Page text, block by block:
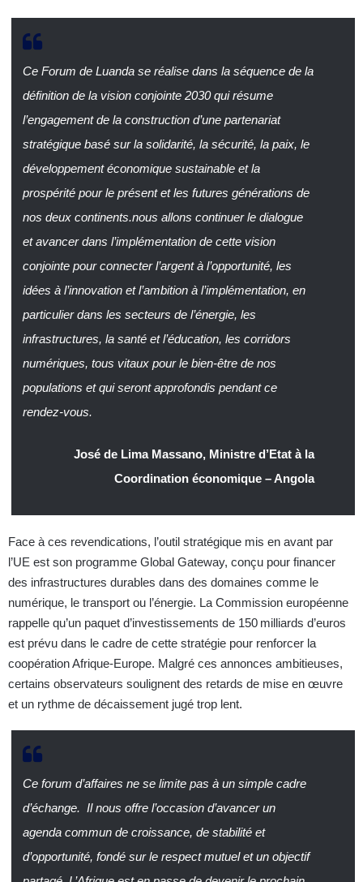
Ce Forum de Luanda se réalise dans la séquence de la
définition de la vision conjointe 2030 qui résume
l’engagement de la construction d’une partenariat
stratégique basé sur la solidarité, la sécurité, la paix, le
développement économique sustainable et la
prospérité pour le présent et les futures générations de
nos deux continents.nous allons continuer le dialogue
et avancer dans l’implémentation de cette vision
conjointe pour connecter l’argent à l’opportunité, les
idées à l’innovation et l’ambition à l’implémentation, en
particulier dans les secteurs de l’énergie, les
infrastructures, la santé et l’éducation, les corridors
numériques, tous vitaux pour le bien-être de nos
populations et qui seront approfondis pendant ce
rendez-vous.
José de Lima Massano, Ministre d’Etat à la
Coordination économique – Angola
Face à ces revendications, l’outil stratégique mis en avant par
l’UE est son programme Global Gateway, conçu pour financer
des infrastructures durables dans des domaines comme le
numérique, le transport ou l’énergie. La Commission européenne
rappelle qu’un paquet d’investissements de 150 milliards d’euros
est prévu dans le cadre de cette stratégie pour renforcer la
coopération Afrique‑Europe. Malgré ces annonces ambitieuses,
certains observateurs soulignent des retards de mise en œuvre
et un rythme de décaissement jugé trop lent.
Ce forum d’affaires ne se limite pas à un simple cadre
d’échange. Il nous offre l’occasion d’avancer un
agenda commun de croissance, de stabilité et
d’opportunité, fondé sur le respect mutuel et un objectif